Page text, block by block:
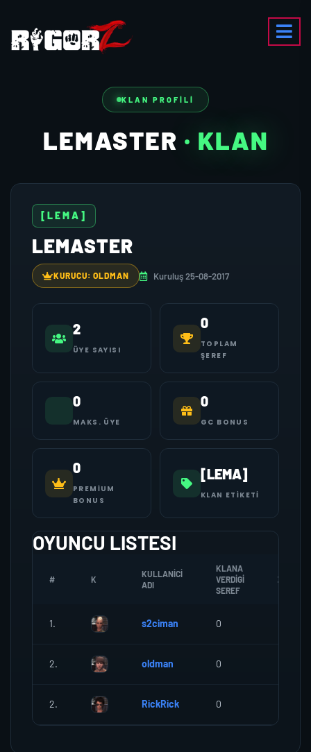
KLAN PROFILI
LEMASTER · KLAN
[LEMA]
LEMASTER
KURUCU: OLDMAN Kuruluş 25-08-2017
2
ÜYE SAYISI
0
TOPLAM
ŞEREF
0
MAKS. ÜYE
0
GC BONUS
0
PREMIUM
BONUS
[LEMA]
KLAN ETIKETI
OYUNCU LISTESI
# K
KULLANICI
ADI
KLANA
VERDIGI
SEREF
ZOMBI
1. s2ciman 0
2. oldman 0
2. RickRick 0